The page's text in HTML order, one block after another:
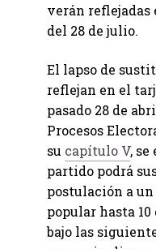
verán
del 28 de julio.
El lapso de
reflejan en el
pasado 28 de
Procesos
su capítulo V, se
partido podrá
postulación a
popular hasta
bajo las